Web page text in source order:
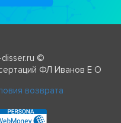
©
ФЛ Иванов Е О
возврата